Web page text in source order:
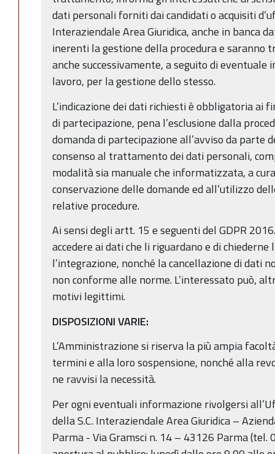
dati personali forniti dai candidati o acquisiti
Interaziendale Area Giuridica, anche in banca
inerenti la gestione della procedura e
anche successivamente, a seguito di
lavoro, per la gestione dello stesso.
L’indicazione dei dati richiesti è obbligatoria ai
di partecipazione, pena l’esclusione dalla
domanda di partecipazione all’avviso da parte
consenso al trattamento dei dati personali,
modalità sia manuale che informatizzata, a
conservazione delle domande ed all’utilizzo
relative procedure.
Ai sensi degli artt. 15 e seguenti del GDPR
accedere ai dati che li riguardano e di
l’integrazione, nonché la cancellazione di dati
non conforme alle norme. L’interessato può,
motivi legittimi.
DISPOSIZIONI VARIE:
L’Amministrazione si riserva la più ampia
termini e alla loro sospensione, nonché alla
ne ravvisi la necessità.
Per ogni eventuali informazione rivolgersi
della S.C. Interaziendale Area Giuridica –
Parma - Via Gramsci n. 14 – 43126 Parma